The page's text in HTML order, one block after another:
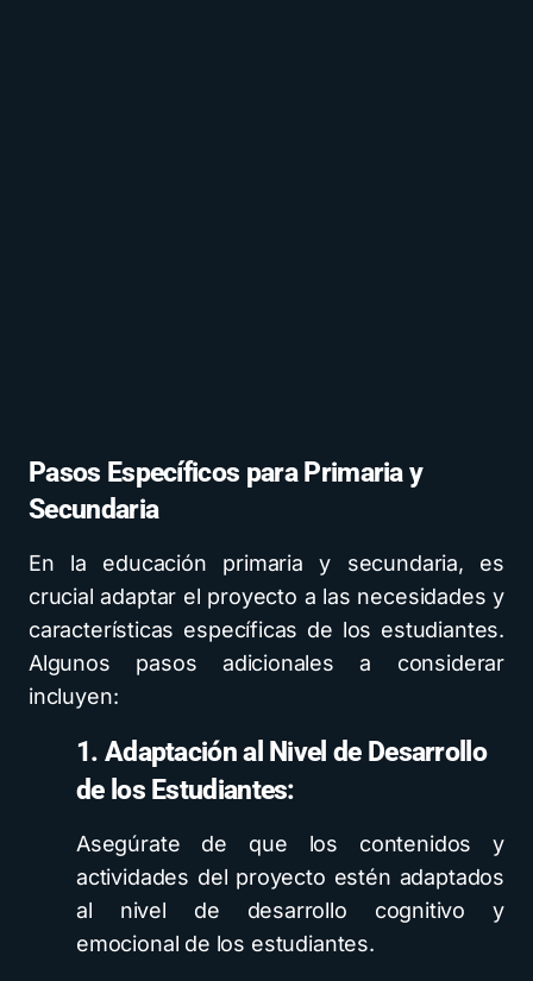
Pasos Específicos para Primaria y
Secundaria
En la educación primaria y secundaria, es
crucial adaptar el proyecto a las necesidades y
características específicas de los estudiantes.
Algunos pasos adicionales a considerar
incluyen:
1. Adaptación al Nivel de Desarrollo
de los Estudiantes:
Asegúrate de que los contenidos y
actividades del proyecto estén adaptados
al nivel de desarrollo cognitivo y
emocional de los estudiantes.